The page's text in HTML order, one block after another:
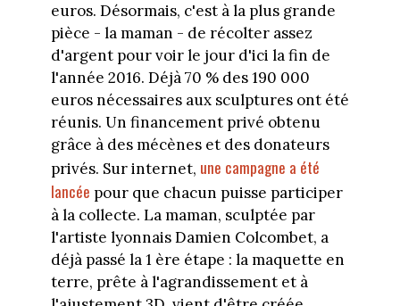
euros. Désormais, c'est à la plus grande
pièce - la maman - de récolter assez
d'argent pour voir le jour d'ici la fin de
l'année 2016. Déjà 70 % des 190 000
euros nécessaires aux sculptures ont été
réunis. Un financement privé obtenu
grâce à des mécènes et des donateurs
privés. Sur internet, une campagne a été
lancée pour que chacun puisse participer
à la collecte. La maman, sculptée par
l'artiste lyonnais Damien Colcombet, a
déjà passé la 1 ère étape : la maquette en
terre, prête à l'agrandissement et à